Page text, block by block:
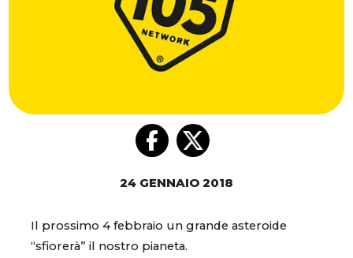
24 GENNAIO 2018
Il prossimo 4 febbraio un grande asteroide
“sfiorerà” il nostro pianeta.